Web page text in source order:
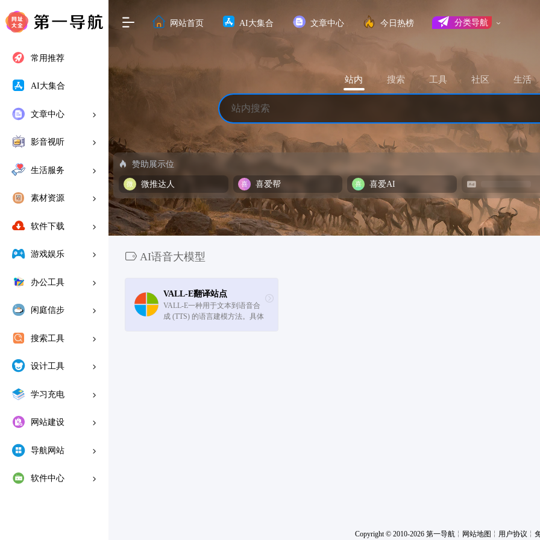
常用推荐
AI大集合
文章中心
影音视听
生活服务
素材资源
软件下载
游戏娱乐
办公工具
闲庭信步
搜索工具
设计工具
学习充电
网站建设
导航网站
软件中心
网站首页 AI大集合 文章中心 今日热榜 分类导航
站内 搜索 工具 社区 生活
赞助展示位
微推达人 喜爱帮 喜爱AI
AI语音大模型
VALL-E翻译站点
VALL-E一种用于文本到语音合
成 (TTS) 的语言建模方法。具体
Copyright © 2010-2026 第一导航 ╎ 网站地图 ╎ 用户协议 ╎